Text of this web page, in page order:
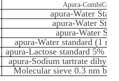
Apura-
apura-Water
apura-Water
apura-Water
apura-Water standard (1
apura-Lactose standard 5%
apura-Sodium tartrate
Molecular sieve 0.3 nm